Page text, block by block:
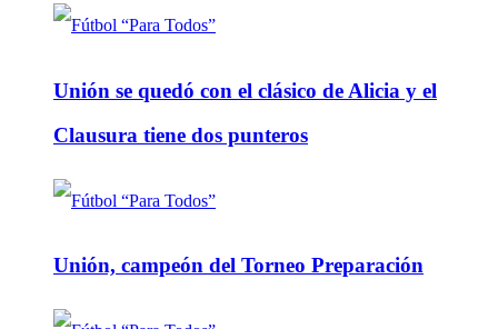
Unión se quedó con el clásico de Alicia y el
Clausura tiene dos punteros
Unión, campeón del Torneo Preparación